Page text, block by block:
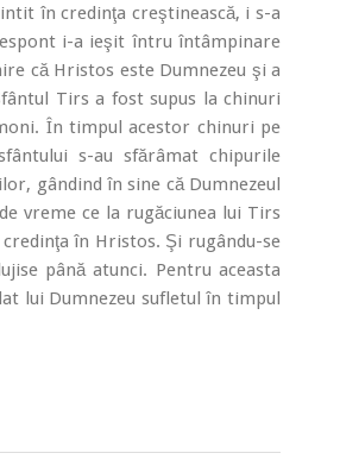
în credinţa creştinească, i s-a
i-a ieşit întru întâmpinare
că Hristos este Dumnezeu şi a
Tirs a fost supus la chinuri
În timpul acestor chinuri pe
s-au sfărâmat chipurile
gândind în sine că Dumnezeul
vreme ce la rugăciunea lui Tirs
în Hristos. Şi rugându-se
până atunci. Pentru aceasta
lui Dumnezeu sufletul în timpul